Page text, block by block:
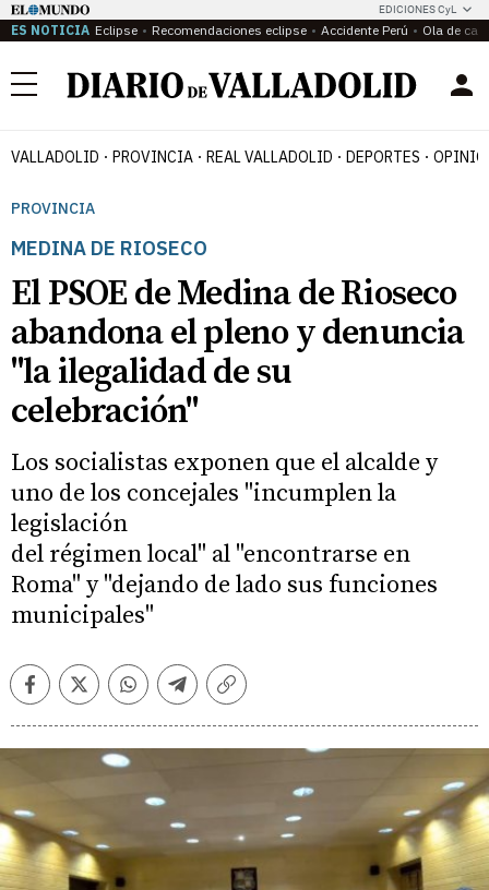
EDICIONES CyL
ES NOTICIA Eclipse Recomendaciones eclipse Accidente Perú Ola de
Menú
VALLADOLID PROVINCIA REAL VALLADOLID DEPORTES
PROVINCIA
MEDINA DE RIOSECO
El PSOE de Medina de Rioseco
abandona el pleno y denuncia
"la ilegalidad de su
celebración"
Los socialistas exponen que el alcalde y
uno de los concejales "incumplen la
legislación
del régimen local" al "encontrarse en
Roma" y "dejando de lado sus funciones
municipales"
FacebookTwitterWhatsappTelegramCopiar